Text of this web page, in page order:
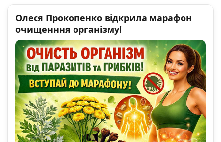
Олеся Прокопенко відкрила марафон
очищенння організму!